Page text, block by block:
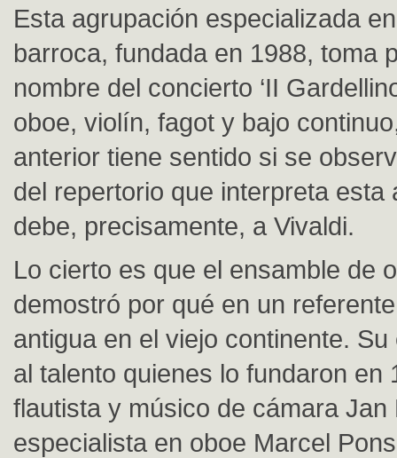
Esta agrupación especializada
barroca, fundada en 1988, toma
nombre del concierto ‘II
oboe, violín, fagot y bajo
anterior tiene sentido si se
del repertorio que interpreta esta
debe, precisamente, a Vivaldi.
Lo cierto es que el ensamble de
demostró por qué en un
antigua en el viejo continente.
al talento quienes lo fundaron en
flautista y músico de cámara Jan
especialista en oboe Marcel